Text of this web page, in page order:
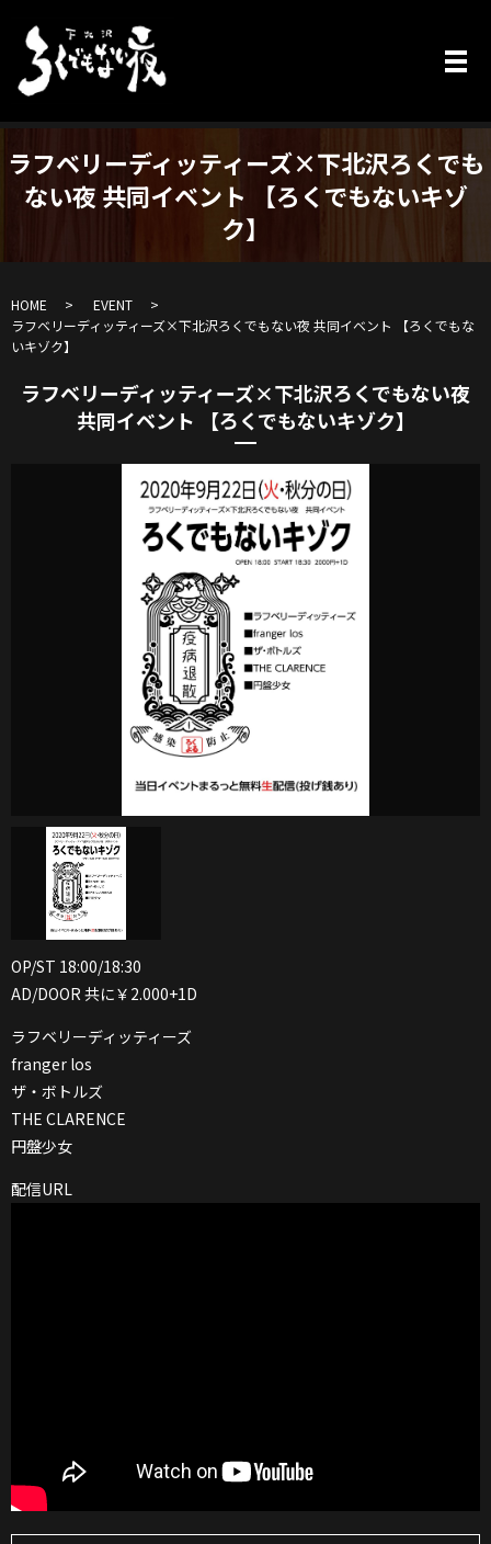
ラフベリーディッティーズ×下北沢ろくでも
ない夜 共同イベント 【ろくでもないキゾ
ク】
HOME
EVENT
ラフベリーディッティーズ×下北沢ろくでもない夜 共同イベント 【ろくでもな
いキゾク】
ラフベリーディッティーズ×下北沢ろくでもない夜
共同イベント 【ろくでもないキゾク】
OP/ST 18:00/18:30
AD/DOOR 共に￥2.000+1D
ラフベリーディッティーズ
franger los
ザ・ボトルズ
THE CLARENCE
円盤少女
配信URL